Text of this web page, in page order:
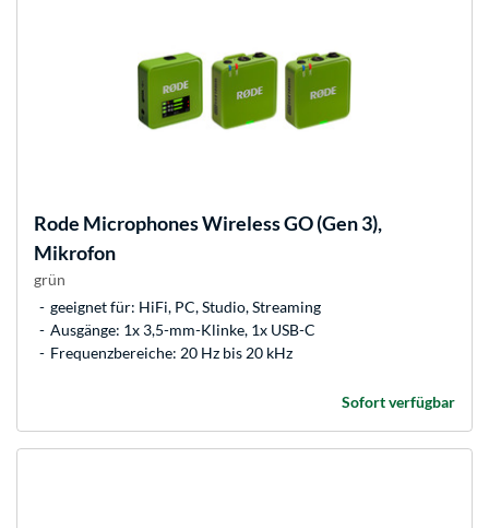
Rode MicrophonesWireless GO (Gen 3),
Mikrofon
grün
geeignet für: HiFi, PC, Studio, Streaming
Ausgänge: 1x 3,5-mm-Klinke, 1x USB-C
Frequenzbereiche: 20 Hz bis 20 kHz
Sofort verfügbar